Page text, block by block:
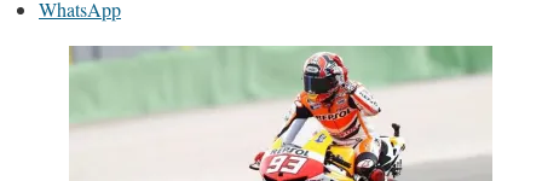
WhatsApp